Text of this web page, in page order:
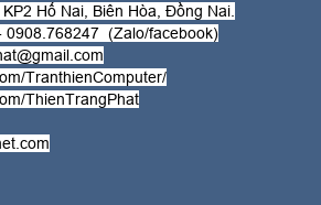
Hố Nai, Biên Hòa, Đồng Nai.
0908.768247 (Zalo/facebook)
TranthienComputer/
ThienTrangPhat